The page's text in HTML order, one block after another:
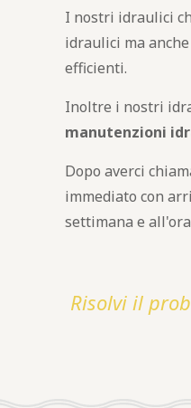
I nostri idraulici
idraulici ma
efficienti.
Inoltre i nostri
manutenzioni
Dopo averci
immediato con
settimana e
Risolvi il